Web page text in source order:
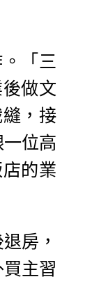
「三
做文
，接
位高
的業
房，
主習